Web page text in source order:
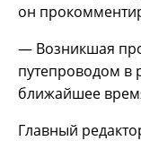
он
— Возникшая
путепроводом в
ближайшее
Главный